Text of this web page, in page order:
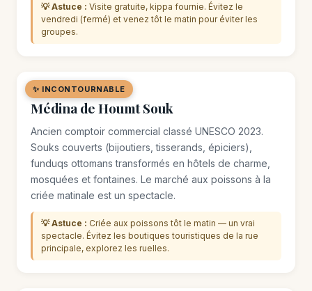
💡 Astuce : Visite gratuite, kippa fournie. Évitez le
vendredi (fermé) et venez tôt le matin pour éviter les
groupes.
✨ INCONTOURNABLE
🏘️ QUARTIER
Médina de Houmt Souk
Ancien comptoir commercial classé UNESCO 2023.
Souks couverts (bijoutiers, tisserands, épiciers),
funduqs ottomans transformés en hôtels de charme,
mosquées et fontaines. Le marché aux poissons à la
criée matinale est un spectacle.
💡 Astuce : Criée aux poissons tôt le matin — un vrai
spectacle. Évitez les boutiques touristiques de la rue
principale, explorez les ruelles.